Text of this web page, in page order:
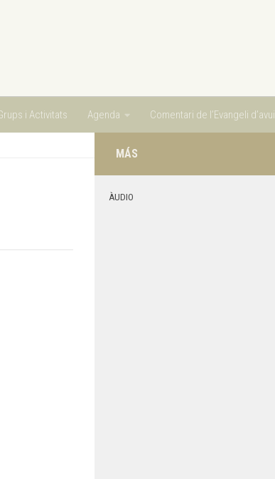
i Activitats Agenda Comentari de l’Evangeli d’avui
MÁS
ÀUDIO